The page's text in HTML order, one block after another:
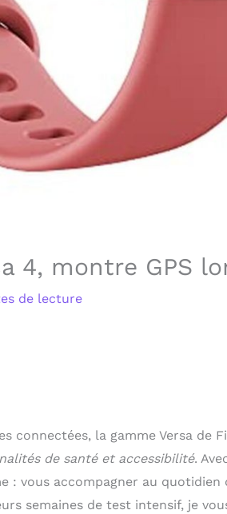
4, montre GPS
de lecture
connectées, la gamme Versa de
de santé et accessibilité.
: vous accompagner au
semaines de test intensif, je